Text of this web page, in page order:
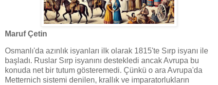
Maruf Çetin
Osmanlı'da azınlık isyanları ilk olarak 1815'te Sırp isyanı ile
başladı. Ruslar Sırp isyanını destekledi ancak Avrupa bu
konuda net bir tutum gösteremedi. Çünkü o ara Avrupa'da
Metternich sistemi denilen, krallık ve imparatorlukların